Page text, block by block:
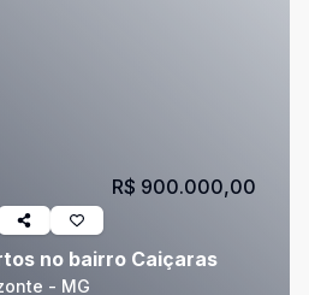
no bairro Caiçaras
- MG
R$ 900.000,00